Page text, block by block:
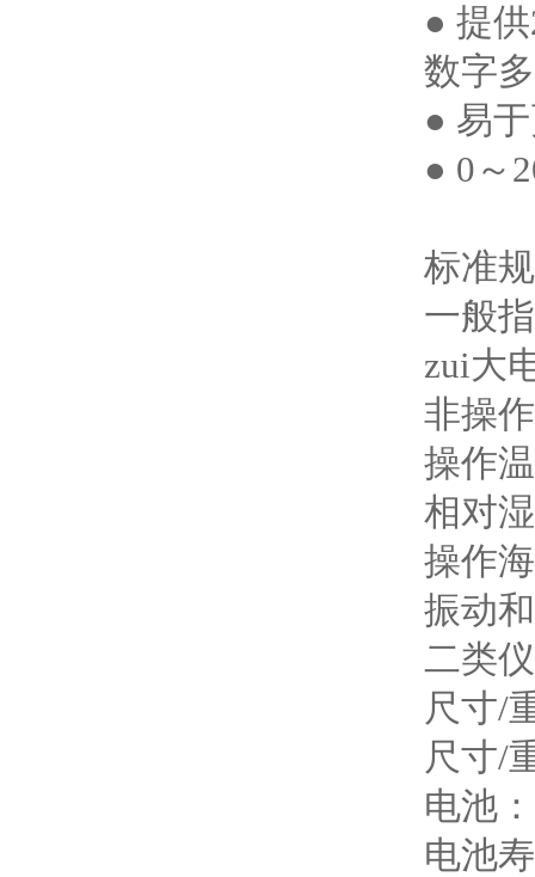
● 提
数字
● 易
● 0～
标准
一般
zui大
非操
操作
相对
操作
振动
二类
尺寸/
尺寸/
电池
电池